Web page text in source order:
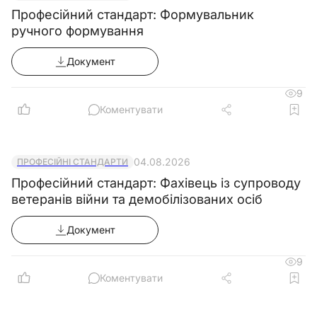
Професійний стандарт: Формувальник
ручного формування
Документ
9
Коментувати
ПРОФЕСІЙНІ СТАНДАРТИ 04.08.2026
Професійний стандарт: Фахівець із супроводу
ветеранів війни та демобілізованих осіб
Документ
9
Коментувати